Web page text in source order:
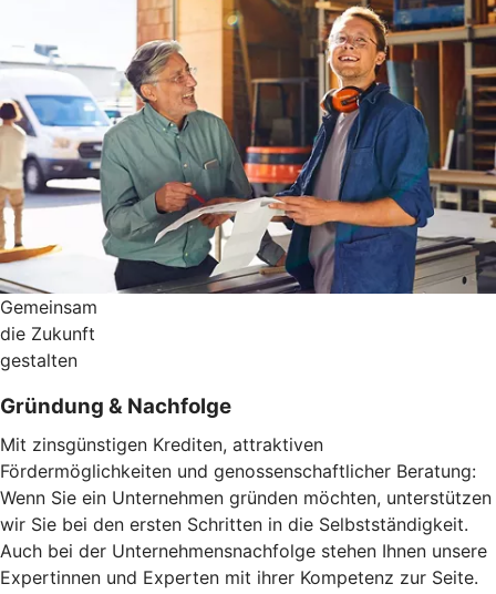
Gemeinsam
die Zukunft
gestalten
Gründung & Nachfolge
Mit zinsgünstigen Krediten, attraktiven
Fördermöglichkeiten und genossenschaftlicher Beratung:
Wenn Sie ein Unternehmen gründen möchten, unterstützen
wir Sie bei den ersten Schritten in die Selbstständigkeit.
Auch bei der Unternehmensnachfolge stehen Ihnen unsere
Expertinnen und Experten mit ihrer Kompetenz zur Seite.